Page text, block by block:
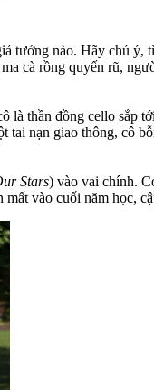
tưởng nào. Hãy chú ý,
cà rồng quyến rũ,
thần đồng cello sắp
nạn giao thông, cô
Stars) vào vai chính.
vào cuối năm học,